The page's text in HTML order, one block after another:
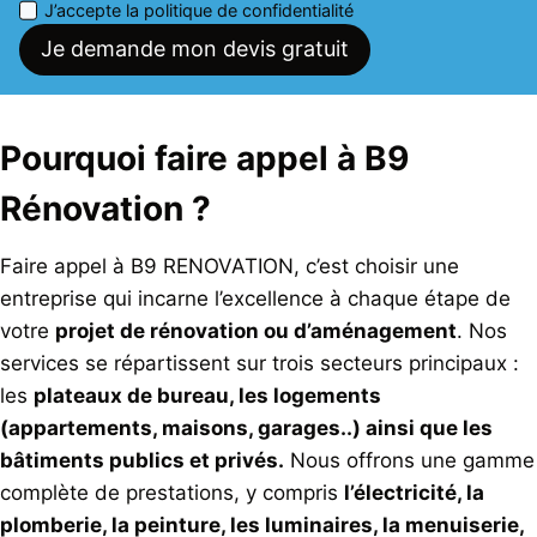
J’accepte la politique de confidentialité
Je demande mon devis gratuit
Pourquoi faire appel à B9
Rénovation ?
Faire appel à B9 RENOVATION, c’est choisir une
entreprise qui incarne l’excellence à chaque étape de
votre projet de rénovation ou d’aménagement. Nos
services se répartissent sur trois secteurs principaux :
les plateaux de bureau, les logements
(appartements, maisons, garages..) ainsi que les
bâtiments publics et privés. Nous offrons une gamme
complète de prestations, y compris l’électricité, la
plomberie, la peinture, les luminaires, la menuiserie,